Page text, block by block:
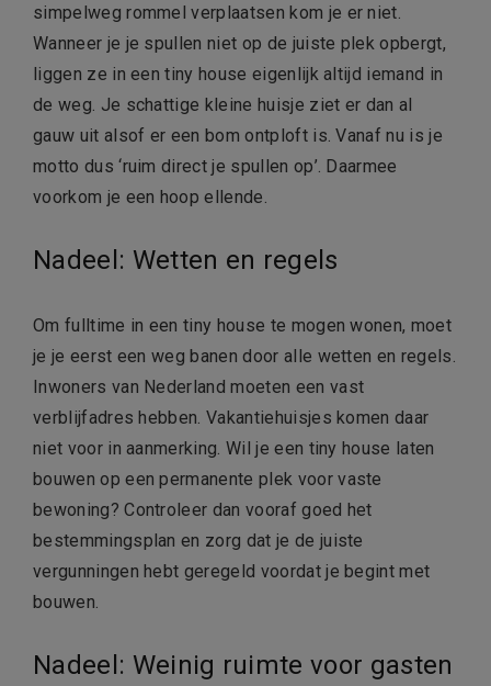
simpelweg rommel verplaatsen kom je er niet.
Wanneer je je spullen niet op de juiste plek opbergt,
liggen ze in een tiny house eigenlijk altijd iemand in
de weg. Je schattige kleine huisje ziet er dan al
gauw uit alsof er een bom ontploft is. Vanaf nu is je
motto dus ‘ruim direct je spullen op’. Daarmee
voorkom je een hoop ellende.
Nadeel: Wetten en regels
Om fulltime in een tiny house te mogen wonen, moet
je je eerst een weg banen door alle wetten en regels.
Inwoners van Nederland moeten een vast
verblijfadres hebben. Vakantiehuisjes komen daar
niet voor in aanmerking. Wil je een tiny house laten
bouwen op een permanente plek voor vaste
bewoning? Controleer dan vooraf goed het
bestemmingsplan en zorg dat je de juiste
vergunningen hebt geregeld voordat je begint met
bouwen.
Nadeel: Weinig ruimte voor gasten